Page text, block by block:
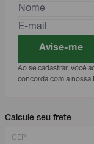
Avise-me
Ao se cadastrar, você
concorda com a nossa
Calcule seu frete